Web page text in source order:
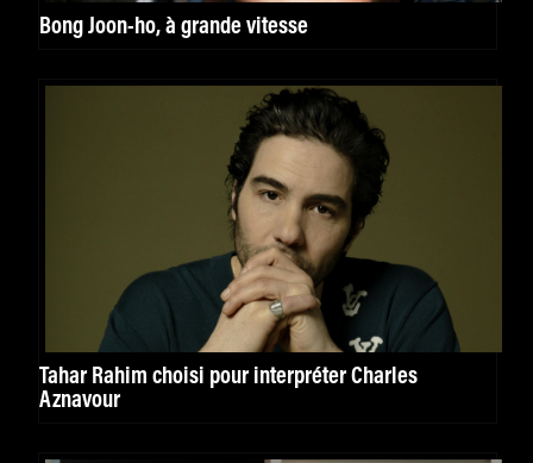
Bong Joon-ho, à grande vitesse
Tahar Rahim choisi pour interpréter Charles
Aznavour